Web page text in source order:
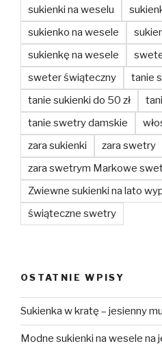
sukienki na weselu
sukienko na wesele
sukienkę na wesele
sweter świąteczny
tanie
tanie sukienki do 50 zł
tanie swetry damskie
zara sukienki
zara swetry
zara swetrym Markowe
Zwiewne sukienki na lato
świąteczne swetry
OSTATNIE WPISY
Sukienka w kratę – jesienny
Modne sukienki na wesele na